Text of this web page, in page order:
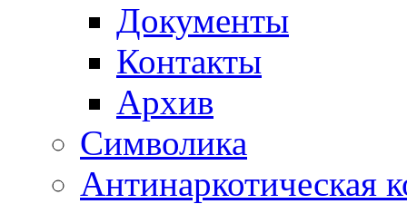
Документы
Контакты
Архив
Символика
Антинаркотическая